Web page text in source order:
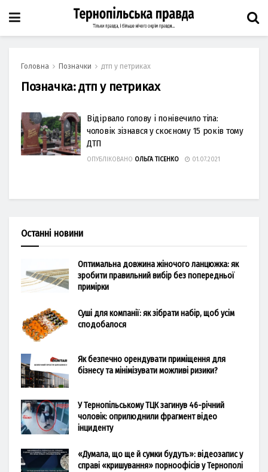
Головна Позначки дтп у петриках
Позначка:дтп у петриках
Відірвало голову і понівечило тіла:
чоловік зізнався у скоєному 15 років тому
ДТП
ОПУБЛІКОВАНО ОЛЬГА ТІСЕНКО 01.07.2021
Останні новини
Оптимальна довжина жіночого ланцюжка: як
зробити правильний вибір без попередньої
примірки
Суші для компанії: як зібрати набір, щоб усім
сподобалося
Як безпечно орендувати приміщення для
бізнесу та мінімізувати можливі ризики?
У Тернопільському ТЦК загинув 46-річний
чоловік: оприлюднили фрагмент відео
інциденту
«Думала, що ще й сумки будуть»: відеозапис у
справі «кришування» порноофісів у Тернополі